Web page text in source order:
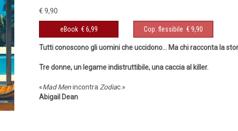
€ 9,90
eBook € 6,99 Cop. flessibile € 9,90
Tutti conoscono gli uomini che uccidono… Ma chi racconta la
Tre donne, un legame indistruttibile, una caccia al killer.
«Mad Menincontra Zodiac.»
Abigail Dean